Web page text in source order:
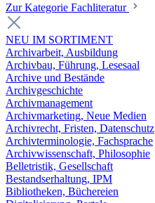
Zur Kategorie Fachliteratur
NEU IM SORTIMENT
Archivarbeit, Ausbildung
Archivbau, Führung, Lesesaal
Archive und Bestände
Archivgeschichte
Archivmanagement
Archivmarketing, Neue Medien
Archivrecht, Fristen, Datenschutz
Archivterminologie, Fachsprache
Archivwissenschaft, Philosophie
Belletristik, Gesellschaft
Bestandserhaltung, IPM
Bibliotheken, Büchereien